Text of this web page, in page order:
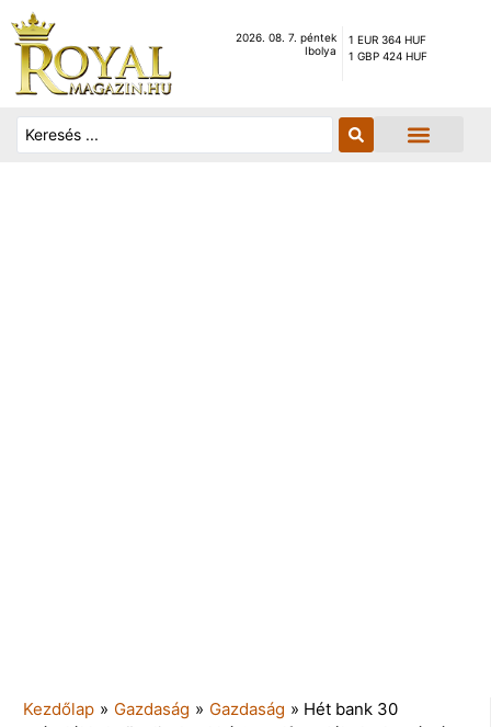
2026. 08. 7. péntek
Ibolya
1 EUR 364 HUF
1 GBP 424 HUF
Kezdőlap » Gazdaság » Gazdaság » Hét bank 30